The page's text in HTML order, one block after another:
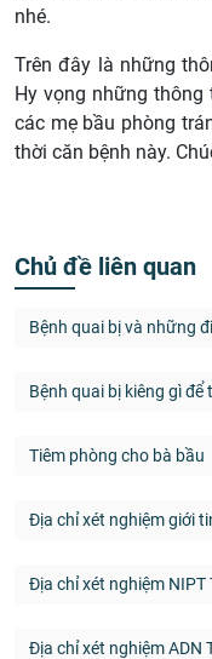
nhé.
Trên đây là những
Hy vọng những
các mẹ bầu phòng
thời căn bệnh này.
Chủ đề liên quan
Bệnh quai bị và những
Bệnh quai bị kiêng gì
Tiêm phòng cho bà bầu
Địa chỉ xét nghiệm giới
Địa chỉ xét nghiệm NIPT
Địa chỉ xét nghiệm ADN